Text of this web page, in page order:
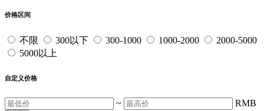
价格区间
不限 300以下 300-1000 1000-2000
2000-5000
5000以上
自定义价格
~ RMB